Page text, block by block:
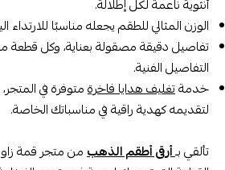
أنثوية ناعمة لكل إطلالة.
الوزن المثالي للطقم يجعله مناسبًا للارتداء
تفاصيل دقيقة مصقولة بعناية، وكل قطعة
التفاصيل الفنية.
خدمةتغليف هدايا فاخرةمتوفرة في
لتقديمه كهدية راقية في مناسباتك الخاصة.
تألقي بـأرقى أطقم الذهبمن متجر قمة